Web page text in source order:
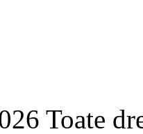
Toate